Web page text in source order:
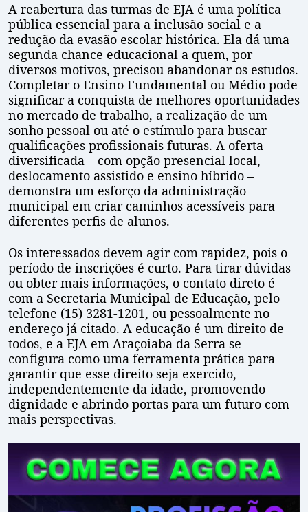
A reabertura das turmas de EJA é uma política
pública essencial para a inclusão social e a
redução da evasão escolar histórica. Ela dá uma
segunda chance educacional a quem, por
diversos motivos, precisou abandonar os estudos.
Completar o Ensino Fundamental ou Médio pode
significar a conquista de melhores oportunidades
no mercado de trabalho, a realização de um
sonho pessoal ou até o estímulo para buscar
qualificações profissionais futuras. A oferta
diversificada – com opção presencial local,
deslocamento assistido e ensino híbrido –
demonstra um esforço da administração
municipal em criar caminhos acessíveis para
diferentes perfis de alunos.
Os interessados devem agir com rapidez, pois o
período de inscrições é curto. Para tirar dúvidas
ou obter mais informações, o contato direto é
com a Secretaria Municipal de Educação, pelo
telefone (15) 3281-1201, ou pessoalmente no
endereço já citado. A educação é um direito de
todos, e a EJA em Araçoiaba da Serra se
configura como uma ferramenta prática para
garantir que esse direito seja exercido,
independentemente da idade, promovendo
dignidade e abrindo portas para um futuro com
mais perspectivas.